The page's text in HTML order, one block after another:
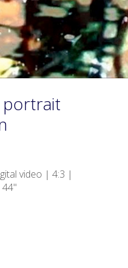
portrait
video | 4:3 |